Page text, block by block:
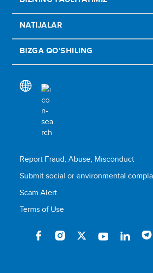
NATIJALAR
BIZGA QO'SHILING
Report Fraud, Abuse, Misconduct
Submit social or environmental
Scam Alert
Terms of Use